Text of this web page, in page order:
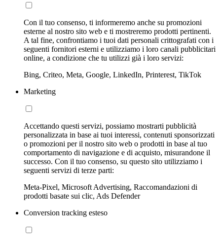
Con il tuo consenso, ti informeremo anche su promozioni
esterne al nostro sito web e ti mostreremo prodotti pertinenti.
A tal fine, confrontiamo i tuoi dati personali crittografati con i
seguenti fornitori esterni e utilizziamo i loro canali pubblicitari
online, a condizione che tu utilizzi già i loro servizi:
Bing, Criteo, Meta, Google, LinkedIn, Printerest, TikTok
Marketing
Accettando questi servizi, possiamo mostrarti pubblicità
personalizzata in base ai tuoi interessi, contenuti sponsorizzati
o promozioni per il nostro sito web o prodotti in base al tuo
comportamento di navigazione e di acquisto, misurandone il
successo. Con il tuo consenso, su questo sito utilizziamo i
seguenti servizi di terze parti:
Meta-Pixel, Microsoft Advertising, Raccomandazioni di
prodotti basate sui clic, Ads Defender
Conversion tracking esteso